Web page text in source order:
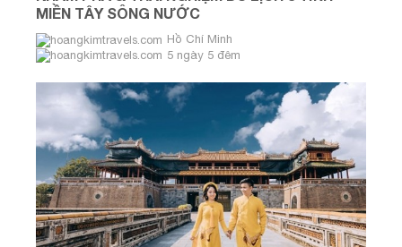
MIỀN TÂY SÔNG NƯỚC
Hồ Chí Minh
5 ngày 5 đêm